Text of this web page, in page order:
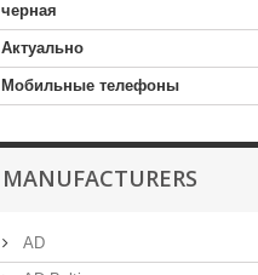
черная
Актуально
Мобильные телефоны
MANUFACTURERS
AD